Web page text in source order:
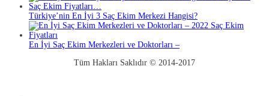
Türkiye’nin En İyi 3 Saç Ekim Merkezi Hangisi?
En İyi Saç Ekim Merkezleri ve Doktorları –
Tüm Hakları Saklıdır © 2014-2017